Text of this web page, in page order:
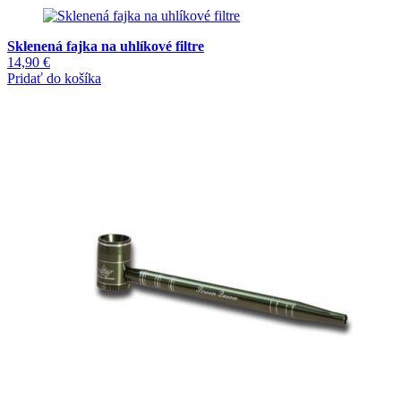
Sklenená fajka na uhlíkové filtre
14,90 €
Pridať do košíka